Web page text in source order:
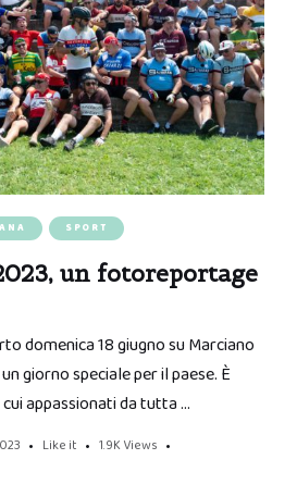
SPORT
un fotoreportage
domenica 18 giugno su Marciano
giorno speciale per il paese. È
appassionati da tutta …
Like it 1.9K Views